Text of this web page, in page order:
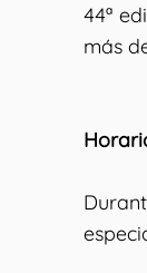
44ª
más